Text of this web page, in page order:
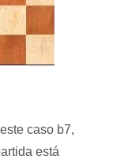
caso b7,
está